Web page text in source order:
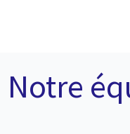
Notre